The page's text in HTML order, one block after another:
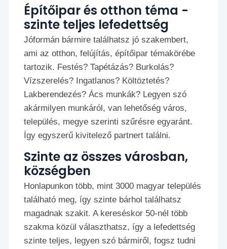
Építőipar és otthon téma -
szinte teljes lefedettség
Jóformán bármire találhatsz jó szakembert,
ami az otthon, felújítás, építőipar témakörébe
tartozik. Festés? Tapétázás? Burkolás?
Vízszerelés? Ingatlanos? Költöztetés?
Lakberendezés? Ács munkák? Legyen szó
akármilyen munkáról, van lehetőség város,
település, megye szerinti szűrésre egyaránt.
Így egyszerű kivitelező partnert találni.
Szinte az összes városban,
községben
Honlapunkon több, mint 3000 magyar település
található meg, így szinte bárhol találhatsz
magadnak szakit. A kereséskor 50-nél több
szakma közül választhatsz, így a lefedettség
szinte teljes, legyen szó bármiről, fogsz tudni